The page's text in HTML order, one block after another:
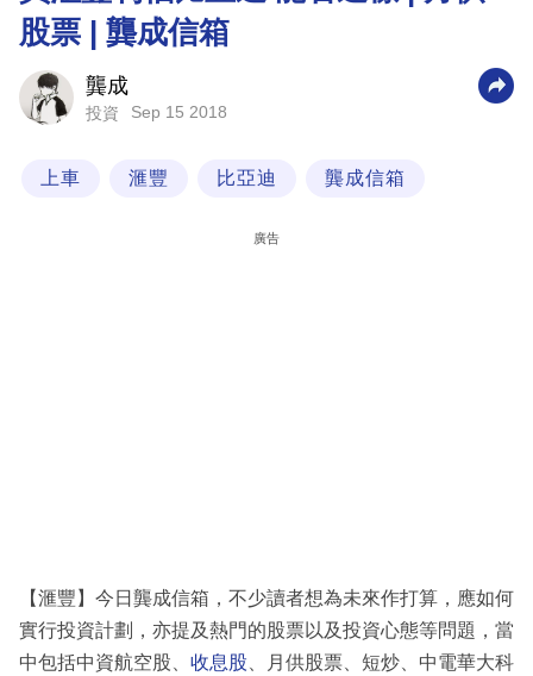
業
技
場
股票 | 龔成信箱
龔成
投資 Sep 15 2018
上車 滙豐 比亞迪 龔成信箱
廣告
【滙豐】今日龔成信箱，不少讀者想為未來作打算，應如何
實行投資計劃，亦提及熱門的股票以及投資心態等問題，當
中包括中資航空股、 收息股 、月供股票、短炒、中電華大科